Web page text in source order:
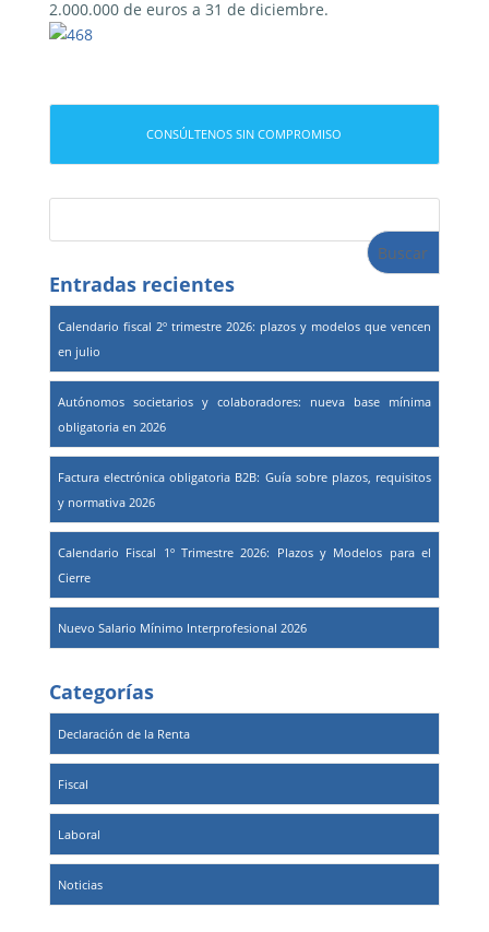
2.000.000 de euros a 31 de diciembre.
CONSÚLTENOS SIN COMPROMISO
Entradas recientes
Calendario fiscal 2º trimestre 2026: plazos y modelos que vencen
en julio
Autónomos societarios y colaboradores: nueva base mínima
obligatoria en 2026
Factura electrónica obligatoria B2B: Guía sobre plazos, requisitos
y normativa 2026
Calendario Fiscal 1º Trimestre 2026: Plazos y Modelos para el
Cierre
Nuevo Salario Mínimo Interprofesional 2026
Categorías
Declaración de la Renta
Fiscal
Laboral
Noticias